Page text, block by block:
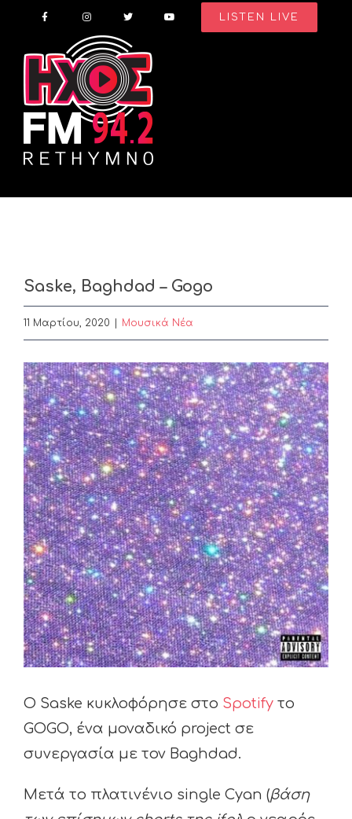
content
LISTEN LIVE
Saske, Baghdad – Gogo
11 Μαρτίου, 2020 Μουσικά Νέα
View
Larger
Image
Ο Saske κυκλοφόρησε στο Spotify το
GOGO, ένα μοναδικό project σε
συνεργασία με τον Baghdad.
Μετά το πλατινένιο single Cyan (βάση